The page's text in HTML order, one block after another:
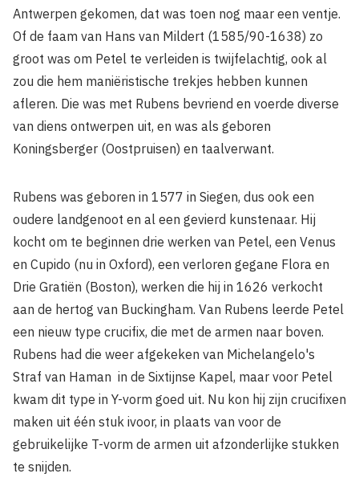
Antwerpen gekomen, dat was toen nog maar een ventje.
Of de faam van Hans van Mildert (1585/90-1638) zo
groot was om Petel te verleiden is twijfelachtig, ook al
zou die hem maniëristische trekjes hebben kunnen
afleren. Die was met Rubens bevriend en voerde diverse
van diens ontwerpen uit, en was als geboren
Koningsberger (Oostpruisen) en taalverwant.
Rubens was geboren in 1577 in Siegen, dus ook een
oudere landgenoot en al een gevierd kunstenaar. Hij
kocht om te beginnen drie werken van Petel, een Venus
en Cupido (nu in Oxford), een verloren gegane Flora en
Drie Gratiën (Boston), werken die hij in 1626 verkocht
aan de hertog van Buckingham. Van Rubens leerde Petel
een nieuw type crucifix, die met de armen naar boven.
Rubens had die weer afgekeken van Michelangelo's
Straf van Haman in de Sixtijnse Kapel, maar voor Petel
kwam dit type in Y-­vorm goed uit. Nu kon hij zijn crucifixen
maken uit één stuk ivoor, in plaats van voor de
gebruikelijke T-vorm de armen uit afzonderlijke stukken
te snijden.